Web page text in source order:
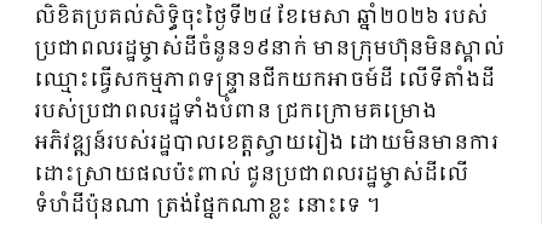
លិខិតប្រគល់សិទ្ធិចុះថ្ងៃទី២៤ ខែមេសា ឆ្នាំ២០២៦ របស់
ប្រជាពលរដ្ឋម្ចាស់ដីចំនួន១៩នាក់ មានក្រុមហ៊ុនមិនស្គាល់
ឈ្មោះធ្វើសកម្មភាពទន្ទ្រានជីកយកអាចម៍ដី លើទីតាំងដី
របស់ប្រជាពលរដ្ឋទាំងបំពាន ជ្រកក្រោមគម្រោង
អភិវឌ្ឍន៍របស់រដ្ឋបាលខេត្តស្វាយរៀង ដោយមិនមានការ
ដោះស្រាយផលប៉ះពាល់ ជូនប្រជាពលរដ្ឋម្ចាស់ដីលើ
ទំហំដីប៉ុនណា ត្រង់ផ្នែកណាខ្លះ នោះទេ ។